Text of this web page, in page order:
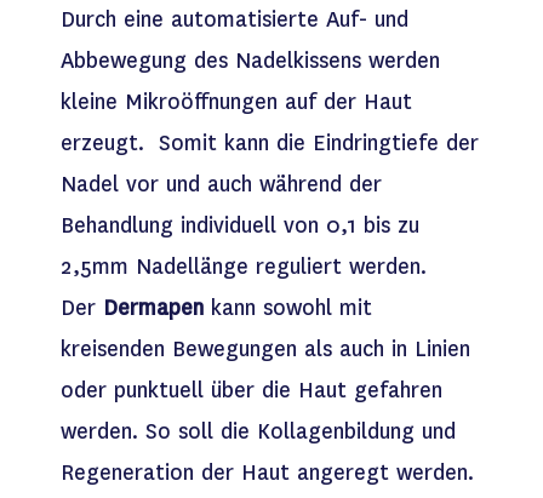
Durch eine automatisierte Auf- und
Abbewegung des Nadelkissens werden
kleine Mikroöffnungen auf der Haut
erzeugt. Somit kann die Eindringtiefe der
Nadel vor und auch während der
Behandlung individuell von 0,1 bis zu
2,5mm Nadellänge reguliert werden.
Der Dermapen kann sowohl mit
kreisenden Bewegungen als auch in Linien
oder punktuell über die Haut gefahren
werden. So soll die Kollagenbildung und
Regeneration der Haut angeregt werden.